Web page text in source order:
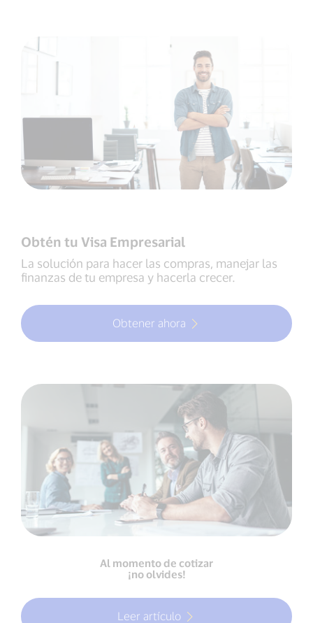
Obtén tu Visa Empresarial
La solución para hacer las compras, manejar las
finanzas de tu empresa y hacerla crecer.
Obtener ahora
Al momento de cotizar
¡no olvides!
Leer artículo